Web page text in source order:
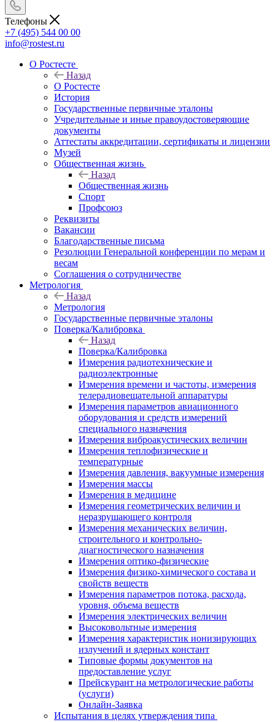
Телефоны
+7 (495) 544 00 00
info@rostest.ru
О Ростесте
Назад
О Ростесте
История
Государственные первичные эталоны
Учредительные и иные правоудостоверяющие
документы
Аттестаты аккредитации, сертификаты и лицензии
Музей
Общественная жизнь
Назад
Общественная жизнь
Спорт
Профсоюз
Реквизиты
Вакансии
Благодарственные письма
Резолюции Генеральной конференции по мерам и
весам
Соглашения о сотрудничестве
Метрология
Назад
Метрология
Государственные первичные эталоны
Поверка/Калибровка
Назад
Поверка/Калибровка
Измерения радиотехнические и
радиоэлектронные
Измерения времени и частоты, измерения
телерадиовещательной аппаратуры
Измерения параметров авиационного
оборудования и средств измерений
специального назначения
Измерения виброакустических величин
Измерения теплофизические и
температурные
Измерения давления, вакуумные измерения
Измерения массы
Измерения в медицине
Измерения геометрических величин и
неразрушающего контроля
Измерения механических величин,
строительного и контрольно-
диагностического назначения
Измерения оптико-физические
Измерения физико-химического состава и
свойств веществ
Измерения параметров потока, расхода,
уровня, объема веществ
Измерения электрических величин
Высоковольтные измерения
Измерения характеристик ионизирующих
излучений и ядерных констант
Типовые формы документов на
предоставление услуг
Прейскурант на метрологические работы
(услуги)
Онлайн-Заявка
Испытания в целях утверждения типа